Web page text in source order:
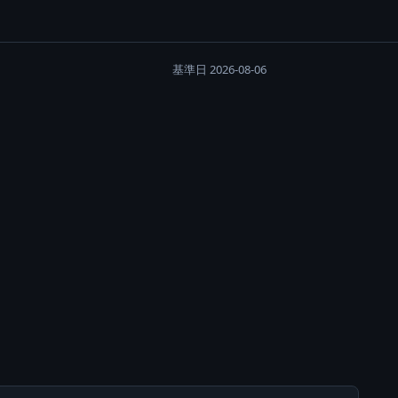
基準日 2026-08-06